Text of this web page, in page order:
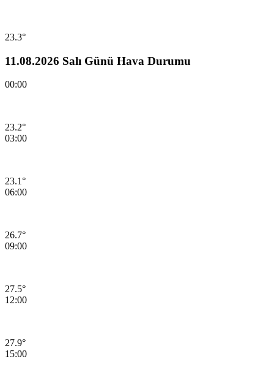
23.3°
11.08.2026 Salı Günü Hava Durumu
00:00
23.2°
03:00
23.1°
06:00
26.7°
09:00
27.5°
12:00
27.9°
15:00